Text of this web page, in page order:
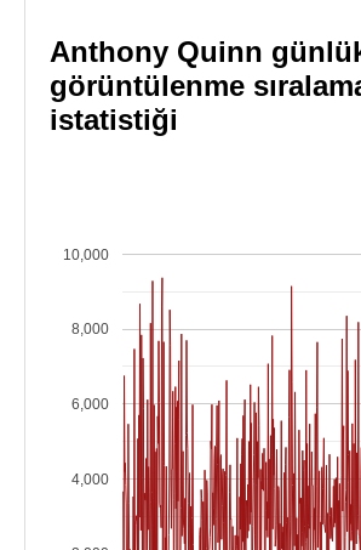
Anthony Quinn
görüntülenme
istatistiği
4,000
6,000
8,000
10,000